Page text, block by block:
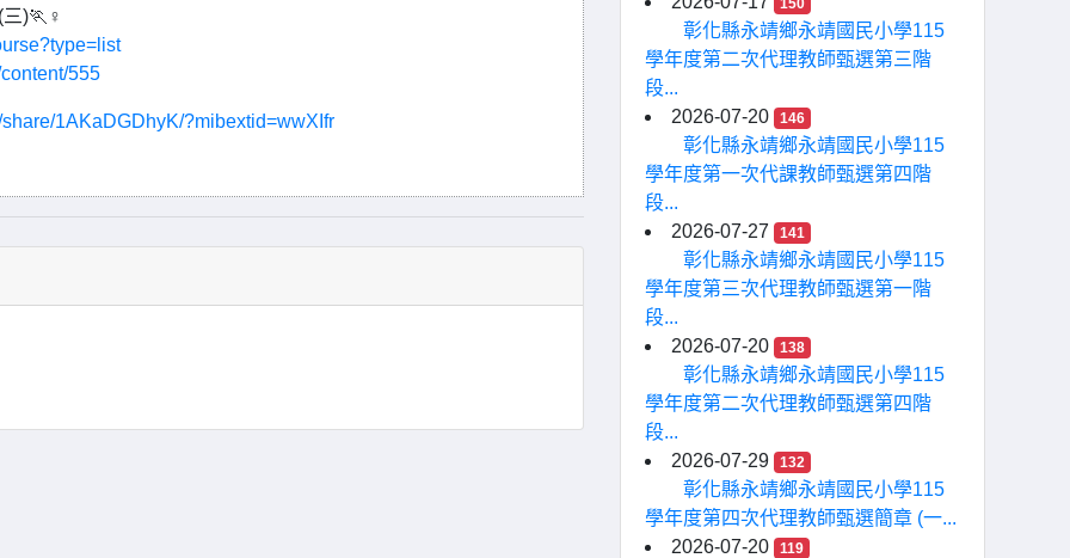
)🏃♀️
555
1AKaDGDhyK/?mibextid=wwXIfr
150
彰化縣永靖鄉永靖國民小學115
學年度第二次代理教師甄選第三階
段...
2026-07-20
146
彰化縣永靖鄉永靖國民小學115
學年度第一次代課教師甄選第四階
段...
2026-07-27
141
彰化縣永靖鄉永靖國民小學115
學年度第三次代理教師甄選第一階
段...
2026-07-20
138
彰化縣永靖鄉永靖國民小學115
學年度第二次代理教師甄選第四階
段...
2026-07-29
132
彰化縣永靖鄉永靖國民小學115
學年度第四次代理教師甄選簡章 (一...
2026-07-20
119